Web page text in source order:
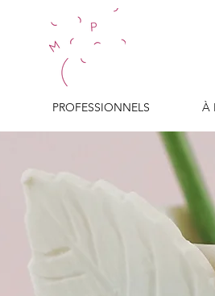
PROFESSIONNELS À